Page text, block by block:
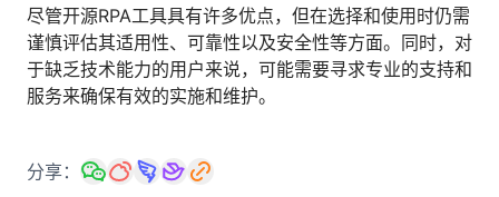
尽管开源RPA工具具有许多优点，但在选择和使用时仍需
谨慎评估其适用性、可靠性以及安全性等方面。同时，对
于缺乏技术能力的用户来说，可能需要寻求专业的支持和
服务来确保有效的实施和维护。
分享：